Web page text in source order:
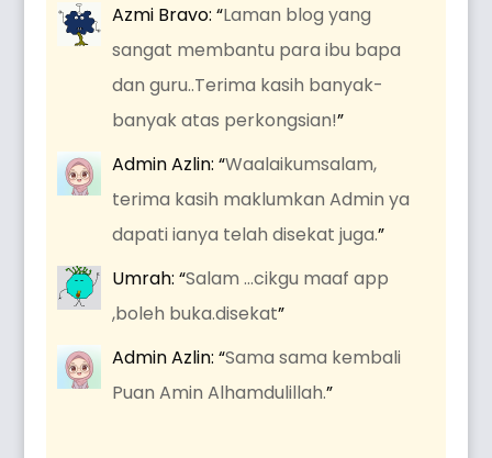
Azmi Bravo: “Laman blog yang
sangat membantu para ibu bapa
dan guru..Terima kasih banyak-
banyak atas perkongsian!”
Admin Azlin: “Waalaikumsalam,
terima kasih maklumkan Admin ya
dapati ianya telah disekat juga.”
Umrah: “Salam …cikgu maaf app
,boleh buka.disekat”
Admin Azlin: “Sama sama kembali
Puan Amin Alhamdulillah.”